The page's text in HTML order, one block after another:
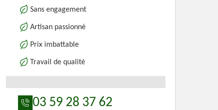
Sans engagement
Artisan passionné
Prix imbattable
Travail de qualité
03 59 28 37 62